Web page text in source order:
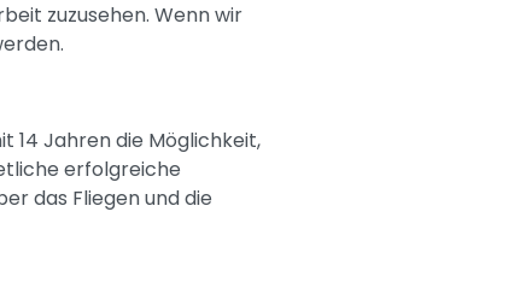
zuzusehen. Wenn wir
14 Jahren die Möglichkeit,
erfolgreiche
das Fliegen und die